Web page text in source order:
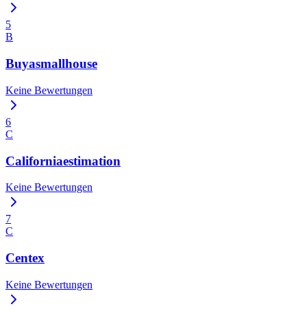
5
B
Buyasmallhouse
Keine Bewertungen
6
C
Californiaestimation
Keine Bewertungen
7
C
Centex
Keine Bewertungen